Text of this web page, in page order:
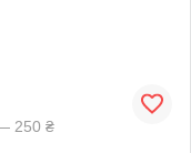
250 ₴